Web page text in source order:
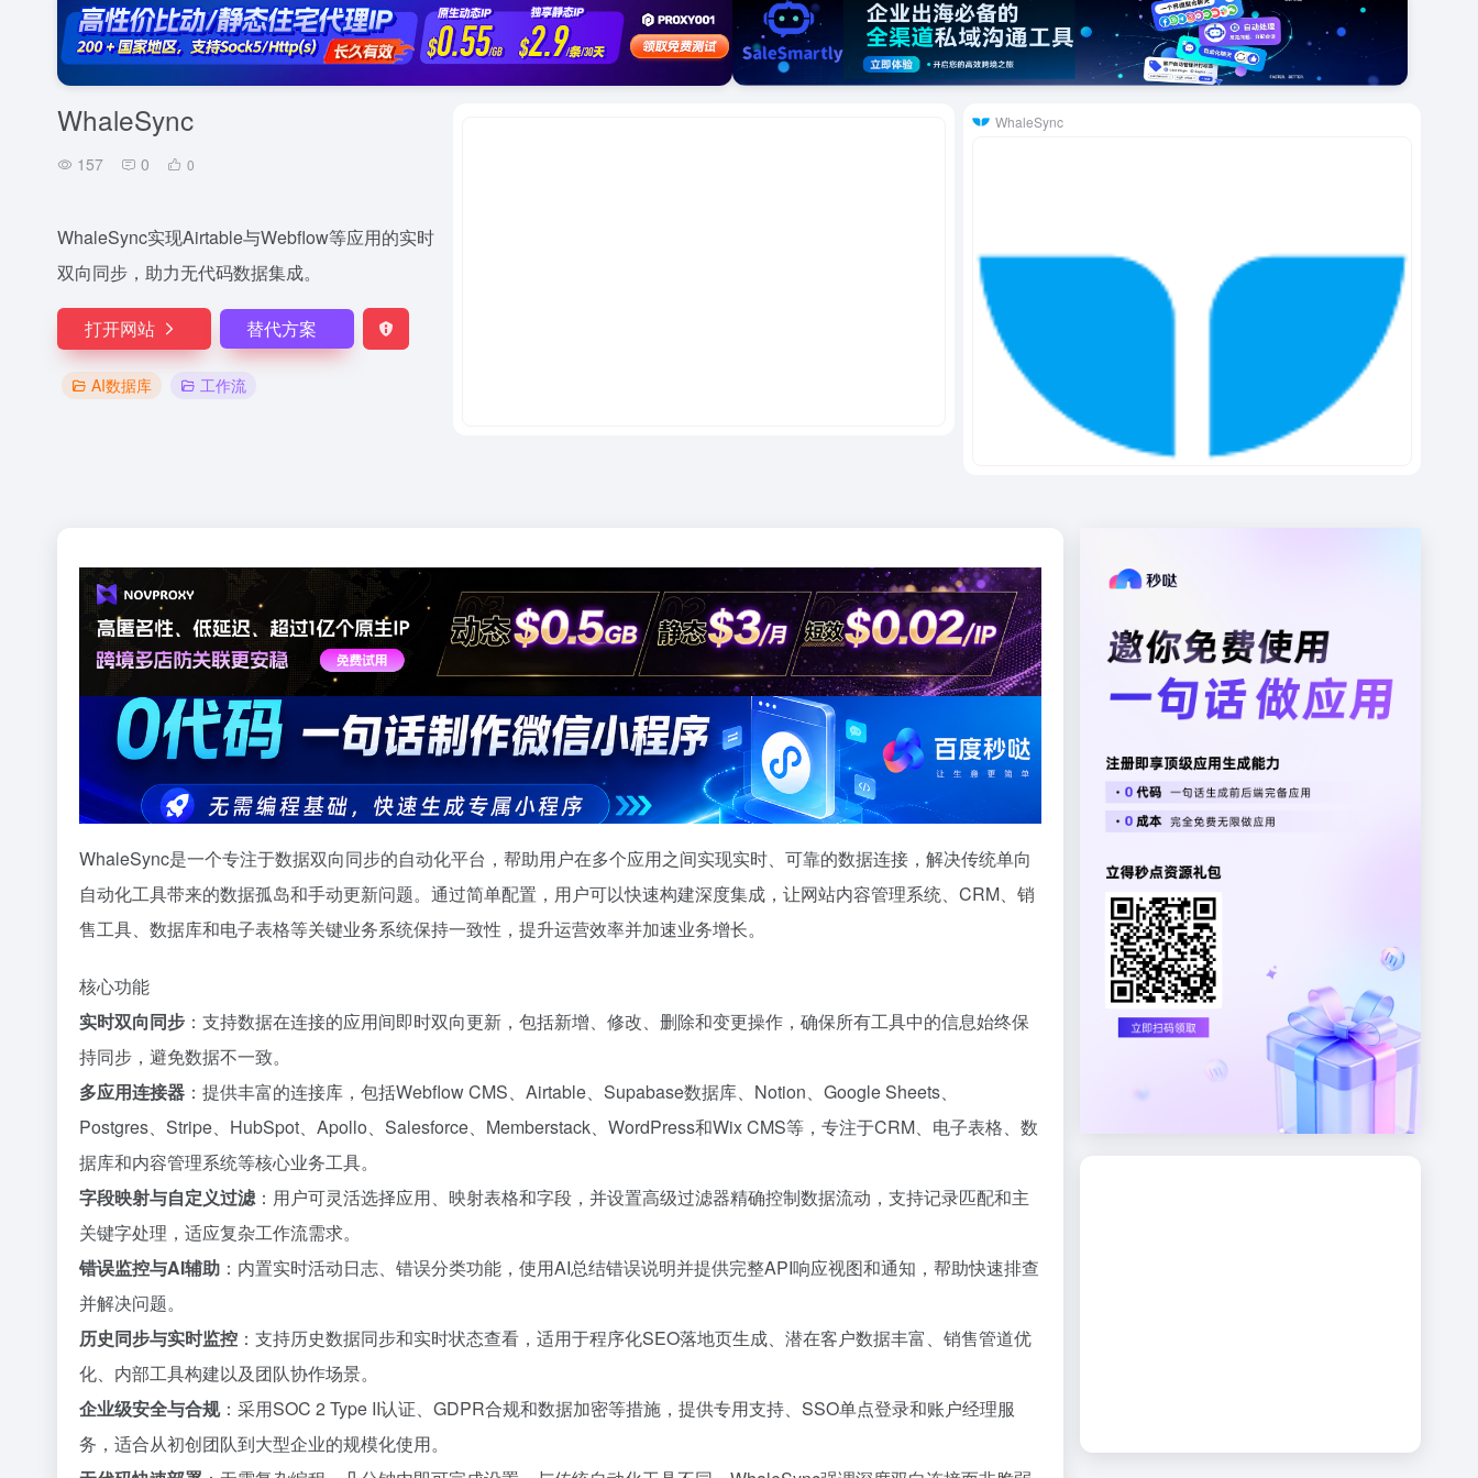
WhaleSync
157 0 0
WhaleSync实现Airtable与Webflow等应用的实时
双向同步，助力无代码数据集成。
打开网站 替代方案
AI数据库 工作流
WhaleSync
WhaleSync是一个专注于数据双向同步的自动化平台，帮助用户在多个应用之间实现实时、可靠的数据连接，解决传统单向
自动化工具带来的数据孤岛和手动更新问题。通过简单配置，用户可以快速构建深度集成，让网站内容管理系统、CRM、销
售工具、数据库和电子表格等关键业务系统保持一致性，提升运营效率并加速业务增长。
核心功能
实时双向同步 ：支持数据在连接的应用间即时双向更新，包括新增、修改、删除和变更操作，确保所有工具中的信息始终保
持同步，避免数据不一致。
多应用连接器 ：提供丰富的连接库，包括Webflow CMS、Airtable、Supabase数据库、Notion、Google Sheets、
Postgres、Stripe、HubSpot、Apollo、Salesforce、Memberstack、WordPress和Wix CMS等，专注于CRM、电子表格、数
据库和内容管理系统等核心业务工具。
字段映射与自定义过滤：用户可灵活选择应用、映射表格和字段，并设置高级过滤器精确控制数据流动，支持记录匹配和主
关键字处理，适应复杂工作流需求。
错误监控与AI辅助 ：内置实时活动日志、错误分类功能，使用AI总结错误说明并提供完整API响应视图和通知，帮助快速排查
并解决问题。
历史同步与实时监控 ：支持历史数据同步和实时状态查看，适用于程序化SEO落地页生成、潜在客户数据丰富、销售管道优
化、内部工具构建以及团队协作场景。
企业级安全与合规：采用SOC 2 Type II认证、GDPR合规和数据加密等措施，提供专用支持、SSO单点登录和账户经理服
务，适合从初创团队到大型企业的规模化使用。